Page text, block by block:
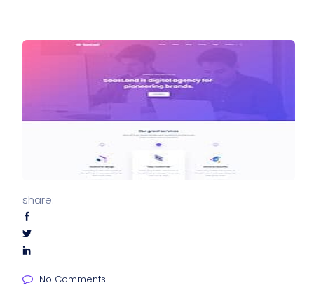
share:
No Comments